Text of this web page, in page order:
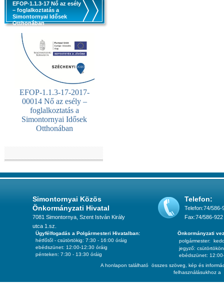
EFOP-1.1.3-17 Nő az esély
– foglalkoztatás a
Simontornyai Idősek
Otthonában
EFOP-1.1.3-17-2017-
00014 Nő az esély –
foglalkoztatás a
Simontornyai Idősek
Otthonában
Simontornyai Közös
Önkormányzati Hivatal
7081 Simontornya, Szent István Király
utca 1.sz.
Telefon:
Telefon:74/586-
Fax:74/586-922
A honlapon található összes szöveg, kép és
felhasználásukhoz a
Ügyfélfogadás a Polgármesteri Hivatalban:
hétfőtől - csütörtökig: 7:30 - 16:00 óráig
ebédszünet: 12:00-12:30 óráig
pénteken: 7:30 - 13:30 óráig
Önkormányzati
polgármester:
jegyző: csütörtökön
ebédszünet: